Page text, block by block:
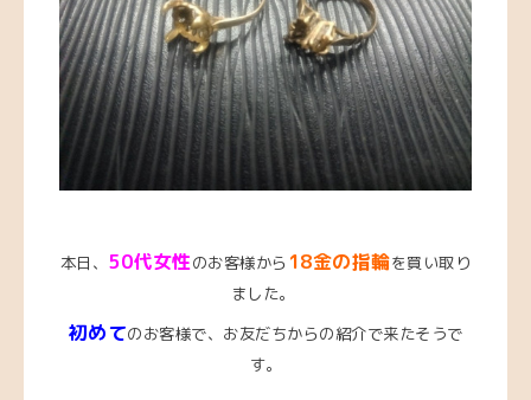
本日、 50代女性のお客様から 18金の指輪を買い取り
ました。
初めてのお客様で、お友だちからの紹介で来たそうで
す。